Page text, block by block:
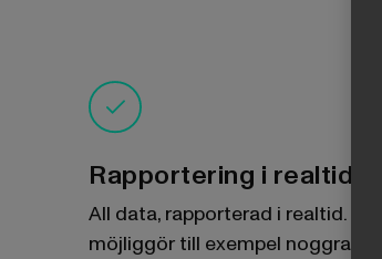
Rapportering i realtid
All data, rapporterad i realtid.
möjliggör till exempel noggrann